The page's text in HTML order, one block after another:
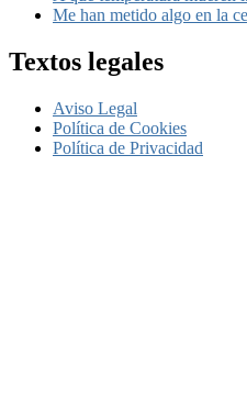
Me han metido algo en la
Textos legales
Aviso Legal
Política de Cookies
Política de Privacidad